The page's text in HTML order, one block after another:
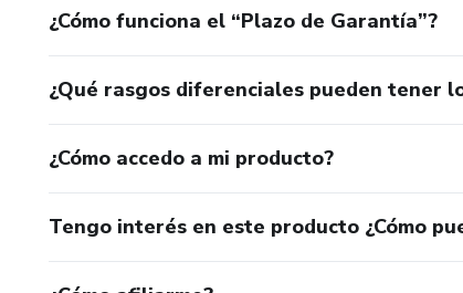
¿Cómo funciona el “Plazo de Garantía”?
¿Qué rasgos diferenciales pueden tener
¿Cómo accedo a mi producto?
Tengo interés en este producto ¿Cómo